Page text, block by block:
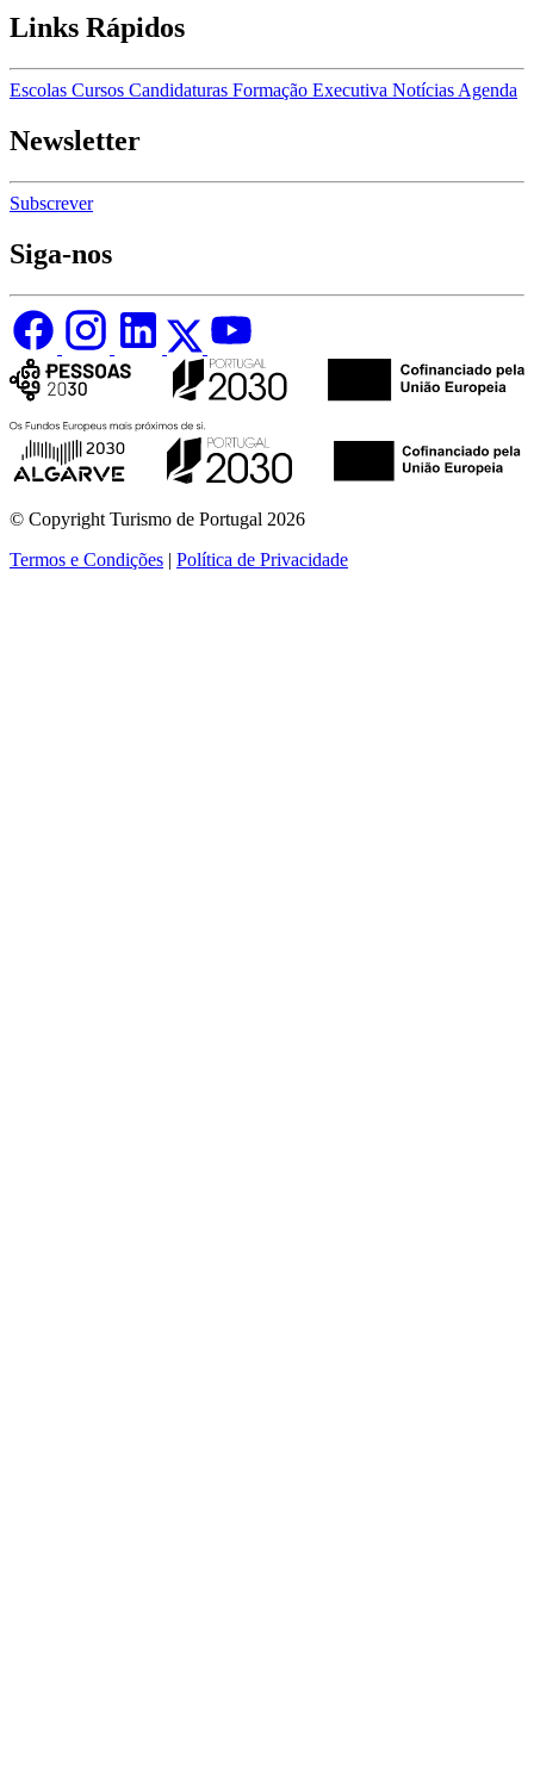
Links Rápidos
Escolas Cursos Candidaturas Formação Executiva Notícias Agenda
Newsletter
Subscrever
Siga-nos
© Copyright Turismo de Portugal 2026
Termos e Condições | Política de Privacidade